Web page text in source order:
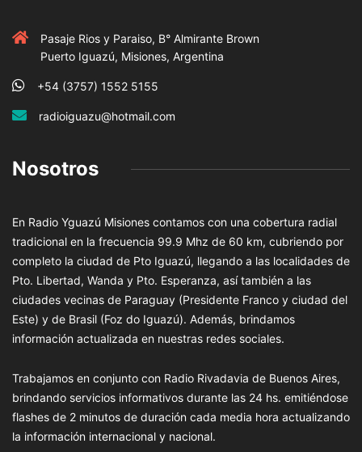
Pasaje Rios y Paraiso, B° Almirante Brown
Puerto Iguazú, Misiones, Argentina
+54 (3757) 1552 5155
radioiguazu@hotmail.com
Nosotros
En Radio Yguazú Misiones contamos con una cobertura radial
tradicional en la frecuencia 99.9 Mhz de 60 km, cubriendo por
completo la ciudad de Pto Iguazú, llegando a las localidades de
Pto. Libertad, Wanda y Pto. Esperanza, así también a las
ciudades vecinas de Paraguay (Presidente Franco y ciudad del
Este) y de Brasil (Foz do Iguazú). Además, brindamos
información actualizada en nuestras redes sociales.
Trabajamos en conjunto con Radio Rivadavia de Buenos Aires,
brindando servicios informativos durante las 24 hs. emitiéndose
flashes de 2 minutos de duración cada media hora actualizando
la información internacional y nacional.